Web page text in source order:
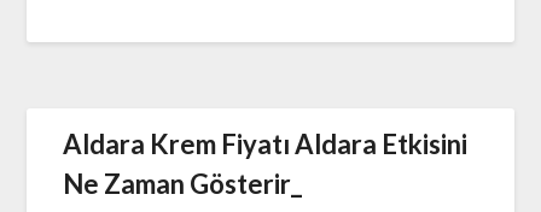
Aldara Krem Fiyatı Aldara Etkisini
Ne Zaman Gösterir_